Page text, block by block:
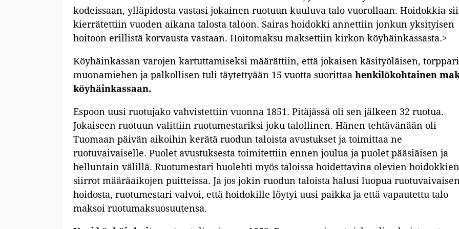
kodeissaan, ylläpidosta vastasi jokainen ruotuun kuuluva talo vuorollaan. Hoidokkia
kierrätettiin vuoden aikana talosta taloon. Sairas hoidokki annettiin jonkun yksityisen
hoitoon erillistä korvausta vastaan. Hoitomaksu maksettiin kirkon köyhäinkassasta.>
Köyhäinkassan varojen kartuttamiseksi määrättiin, että jokaisen käsityöläisen,
muonamiehen ja palkollisen tuli täytettyään 15 vuotta suorittaa henkilökohtainen
köyhäinkassaan.
Espoon uusi ruotujako vahvistettiin vuonna 1851. Pitäjässä oli sen jälkeen 32 ruotua.
Jokaiseen ruotuun valittiin ruotumestariksi joku talollinen. Hänen tehtävänään oli
Tuomaan päivän aikoihin kerätä ruodun taloista avustukset ja toimittaa ne
ruotuvaivaiselle. Puolet avustuksesta toimitettiin ennen joulua ja puolet pääsiäisen ja
helluntain välillä. Ruotumestari huolehti myös taloissa hoidettavina olevien hoidokkien
siirrot määräaikojen puitteissa. Ja jos jokin ruodun taloista halusi luopua ruotuvaivaisen
hoidosta, ruotumestari valvoi, että hoidokille löytyi uusi paikka ja että vapautettu talo
maksoi ruotumaksuosuutensa.